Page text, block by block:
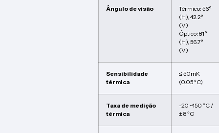
Ângulo de visão
Térmico: 56°
(H), 42.2°
(V)
Óptico: 81°
(H), 56.7°
(V)
Sensibilidade
térmica
≤ 50mK
(0.05 ºC)
Taxa de medição
térmica
-20 ~150 ºC /
± 8 ºC